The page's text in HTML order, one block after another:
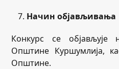
Начин објављивања
Конкурс се објављује
Општине Куршумлија,
Општине.